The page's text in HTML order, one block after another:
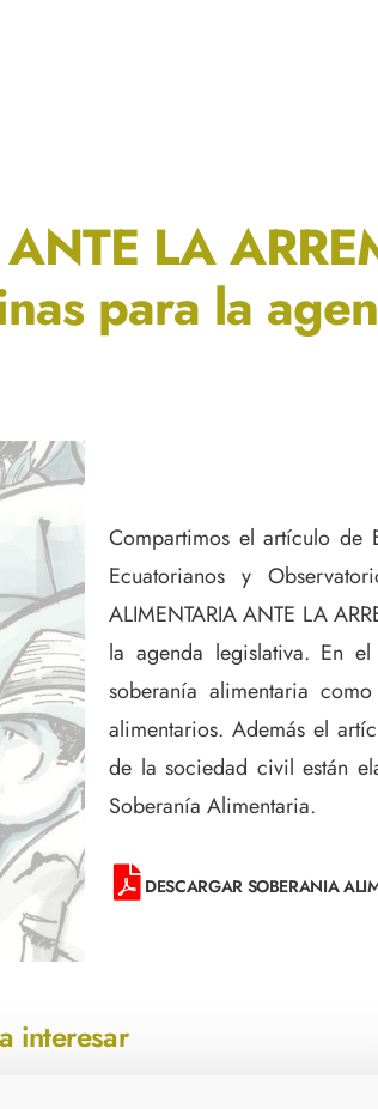
LA
para la
Compartimos el artículo de
Ecuatorianos y
ALIMENTARIA ANTE LA
la agenda legislativa. En
soberanía alimentaria
alimentarios. Además el
de la sociedad civil están
Soberanía Alimentaria.
DESCARGAR SOBERANIA
interesar